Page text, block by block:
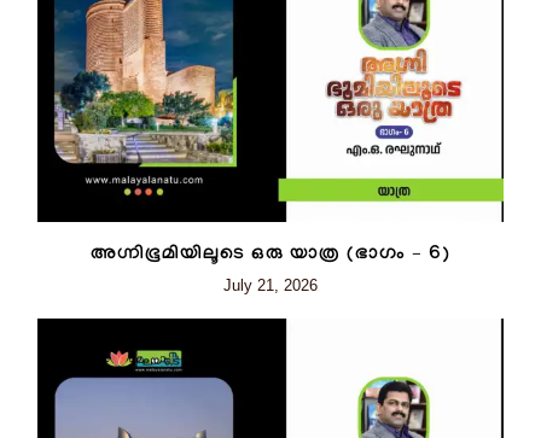
അഗ്നിഭൂമിയിലൂടെ ഒരു യാത്ര (ഭാഗം – 6)
July 21, 2026